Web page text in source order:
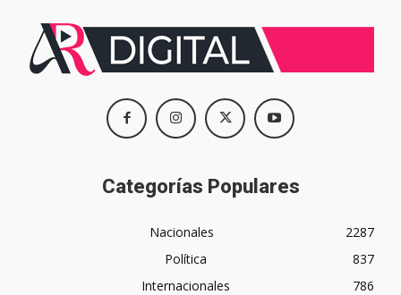
Categorías Populares
Nacionales
2287
Política
837
Internacionales
786